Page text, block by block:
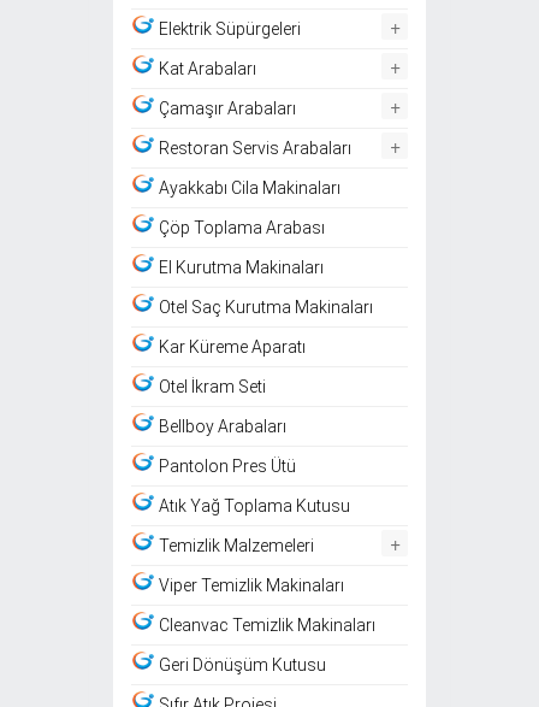
Elektrik Süpürgeleri +
Kat Arabaları +
Çamaşır Arabaları +
Restoran Servis Arabaları +
Ayakkabı Cila Makinaları
Çöp Toplama Arabası
El Kurutma Makinaları
Otel Saç Kurutma Makinaları
Kar Küreme Aparatı
Otel İkram Seti
Bellboy Arabaları
Pantolon Pres Ütü
Atık Yağ Toplama Kutusu
Temizlik Malzemeleri +
Viper Temizlik Makinaları
Cleanvac Temizlik Makinaları
Geri Dönüşüm Kutusu